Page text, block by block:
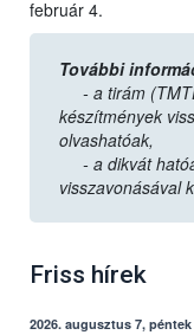
február 4.
További
- a tirám
készítmények
olvashatóak,
- a dikvát
visszavonásával
Friss hírek
2026. augusztus 7, péntek